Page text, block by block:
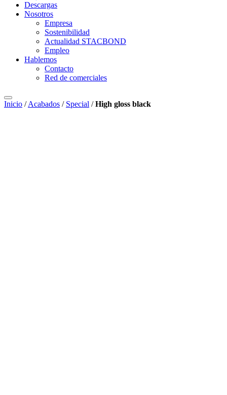
Descargas
Nosotros
Empresa
Sostenibilidad
Actualidad STACBOND
Empleo
Hablemos
Contacto
Red de comerciales
Inicio /Acabados / Special /High gloss black